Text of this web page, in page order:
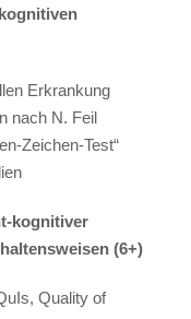
Erkrankung
nach N. Feil
Zeichen-Test“
kognitiver
(6+)
Quality of